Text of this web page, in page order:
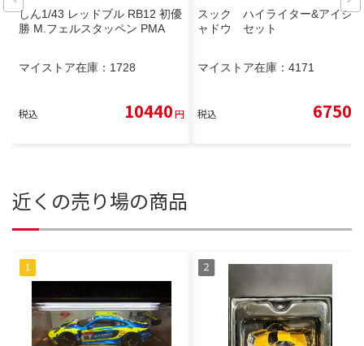
しん1/43 レッドブル RB12 初優
勝 M.フェルスタッペン PMA
マイストア在庫： 1728
税込 10440円
スック ハイライター&アイシ
ャドウ セット
マイストア在庫： 4171
税込 6750
近くの売り場の商品